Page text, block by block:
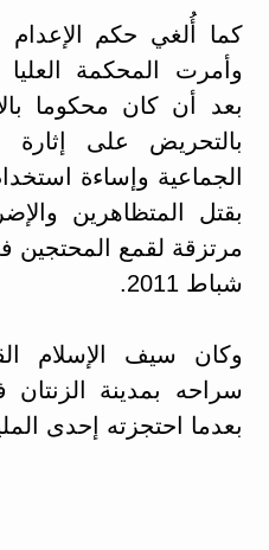
وأمرت المحكمة العليا
بعد أن كان محكوما
بالتحريض على إثارة
الجماعية وإساءة
بقتل المتظاهرين
شباط 2011.
وكان سيف الإسلام
بعدما احتجزته إحدى